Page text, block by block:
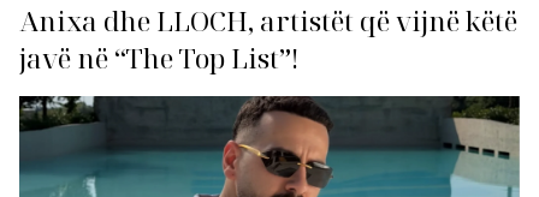
Anixa dhe LLOCH, artistët që vijnë këtë
javë në “The Top List”!